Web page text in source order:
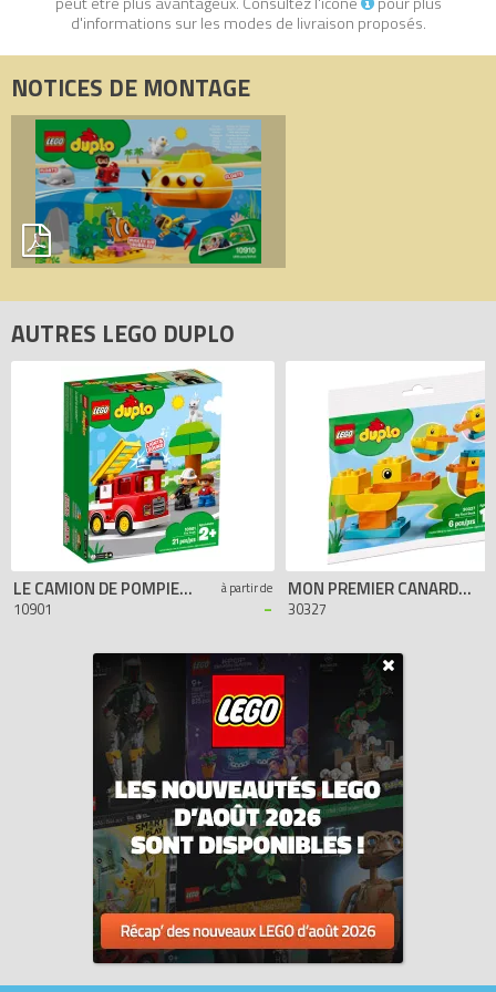
Codes EAN du LEGO Duplo 10910 : 5702016680522,
d'informations sur les modes de livraison proposés.
NOTICES DE MONTAGE
AUTRES LEGO DUPLO
LE CAMION DE POMPIERS
10901
à partir de
-
MON PREMIER CANARD (POLYBAG)
30327